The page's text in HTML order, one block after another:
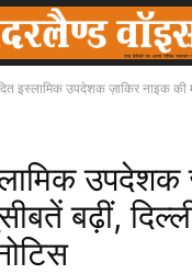
इस्लामिक उपदेशक ज़ाकिर नाइक की
उपदेशक
बढ़ीं,